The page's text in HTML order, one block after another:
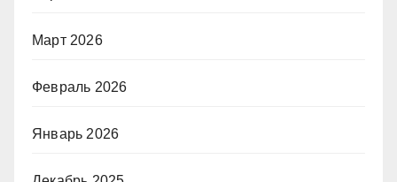
Март 2026
Февраль 2026
Январь 2026